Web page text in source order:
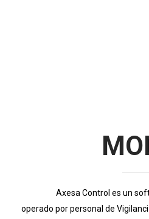
Axesa Control es un
operado por personal de